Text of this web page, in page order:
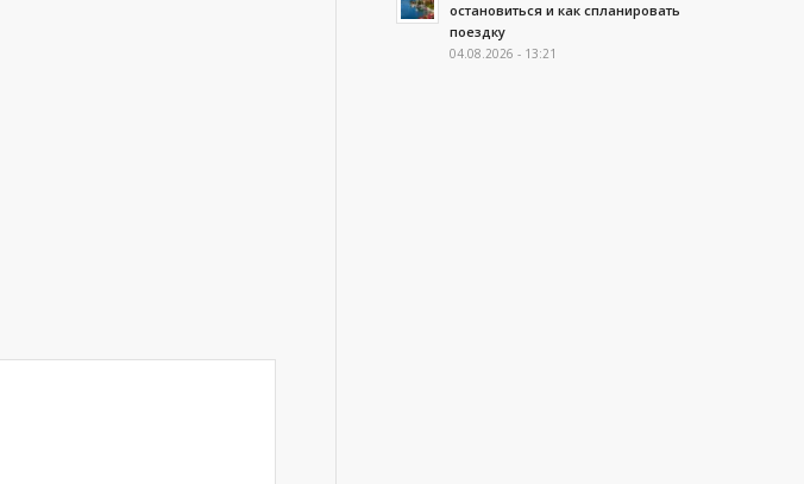
остановиться и как спланировать
поездку
04.08.2026 - 13:21